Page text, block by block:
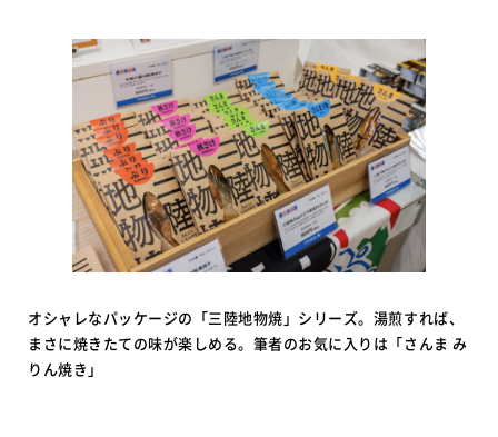
オシャレなパッケージの「三陸地物焼」シリーズ。湯煎すれば、
まさに焼きたての味が楽しめる。筆者のお気に入りは「さんま み
りん焼き」